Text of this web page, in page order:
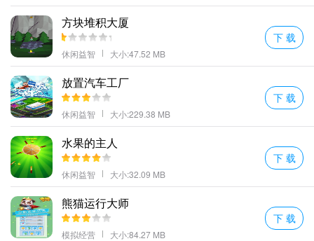
方块堆积大厦
休闲益智 大小:47.52 MB
下 载
放置汽车工厂
休闲益智 大小:229.38 MB
下 载
水果的主人
休闲益智 大小:32.09 MB
下 载
熊猫运行大师
模拟经营 大小:84.27 MB
下 载